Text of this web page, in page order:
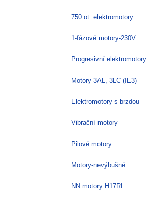
750 ot. elektromotory
1-fázové motory-230V
Progresivní elektromotory
Motory 3AL, 3LC (IE3)
Elektromotory s brzdou
Vibrační motory
Pilové motory
Motory-nevýbušné
NN motory H17RL